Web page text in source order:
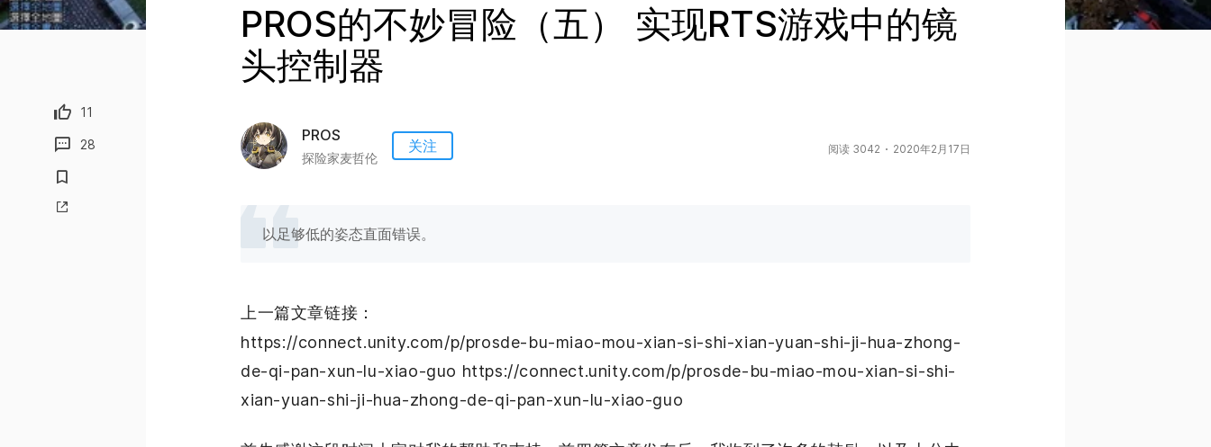
11
28
PROS的不妙冒险（五） 实现RTS游戏中的镜
头控制器
PROS
探险家麦哲伦
关注 阅读 3042 2020年2月17日
以足够低的姿态直面错误。
上一篇文章链接：
https://connect.unity.com/p/prosde-bu-miao-mou-xian-si-shi-xian-yuan-shi-ji-hua-zhong-
de-qi-pan-xun-lu-xiao-guo https://connect.unity.com/p/prosde-bu-miao-mou-xian-si-shi-
xian-yuan-shi-ji-hua-zhong-de-qi-pan-xun-lu-xiao-guo